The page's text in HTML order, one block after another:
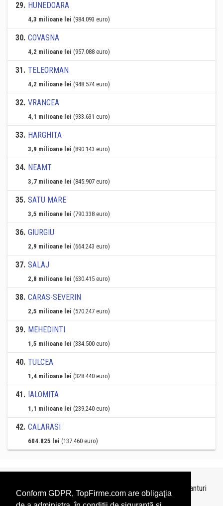
Conform GDPR, TopFirme.com are obligaţia
29. HUNEDOARA
4,3 milioane lei (984.093 euro)
30. COVASNA
4,2 milioane lei (957.088 euro)
31. TELEORMAN
4,2 milioane lei (948.574 euro)
32. VRANCEA
4,1 milioane lei (933.631 euro)
33. HARGHITA
3,9 milioane lei (890.143 euro)
34. NEAMT
3,7 milioane lei (845.907 euro)
35. SATU MARE
3,5 milioane lei (790.338 euro)
36. GIURGIU
2,9 milioane lei (664.243 euro)
37. SALAJ
2,8 milioane lei (630.415 euro)
38. CARAS-SEVERIN
2,5 milioane lei (570.247 euro)
39. MEHEDINTI
1,5 milioane lei (334.500 euro)
40. TULCEA
1,4 milioane lei (328.440 euro)
41. IALOMITA
1,1 milioane lei (239.240 euro)
42. CALARASI
604.825 lei (137.460 euro)
Topurile sunt realizate deTopFirme
pe baza ultimelor bilanturi
depuse si au scop informativ.